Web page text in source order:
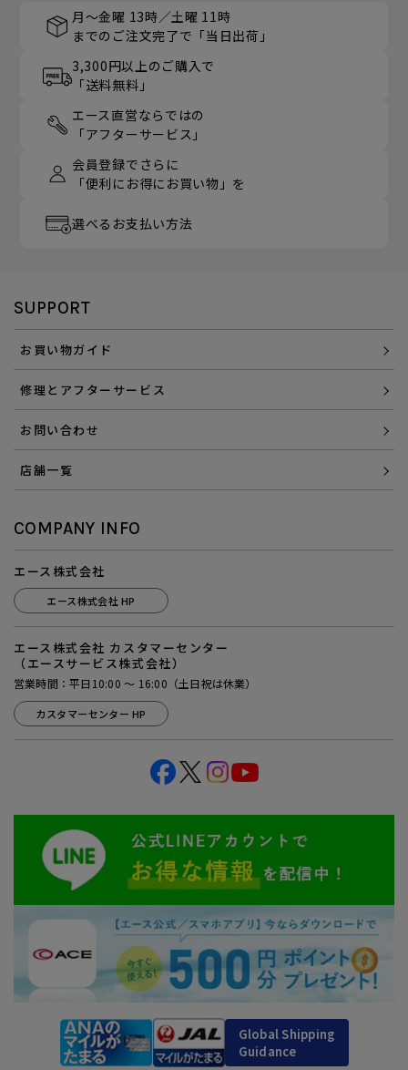
月～金曜 13時／土曜 11時
までのご注文完了で「当日出荷」
3,300円以上のご購入で
「送料無料」
エース直営ならではの
「アフターサービス」
会員登録でさらに
「便利にお得にお買い物」を
選べるお支払い方法
SUPPORT
お買い物ガイド
修理とアフターサービス
お問い合わせ
店舗一覧
COMPANY INFO
エース株式会社
エース株式会社 HP
エース株式会社 カスタマーセンター
（エースサービス株式会社）
営業時間：平日10:00 ～ 16:00（土日祝は休業）
カスタマーセンター HP
Global Shipping
Guidance